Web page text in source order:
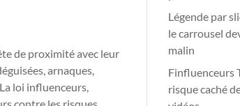
de proximité avec leur
arnaques,
loi influenceurs,
Légende par
le carrousel
malin
Finfluenceurs
risque caché